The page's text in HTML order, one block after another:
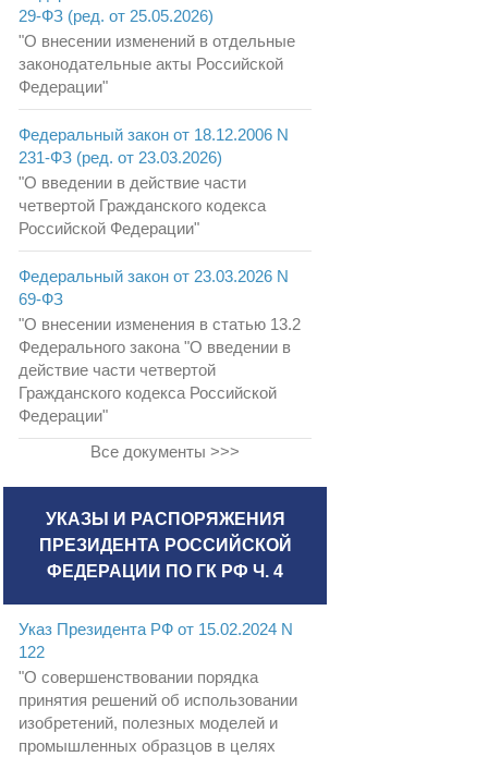
29-ФЗ (ред. от 25.05.2026)
"О внесении изменений в отдельные
законодательные акты Российской
Федерации"
Федеральный закон от 18.12.2006 N
231-ФЗ (ред. от 23.03.2026)
"О введении в действие части
четвертой Гражданского кодекса
Российской Федерации"
Федеральный закон от 23.03.2026 N
69-ФЗ
"О внесении изменения в статью 13.2
Федерального закона "О введении в
действие части четвертой
Гражданского кодекса Российской
Федерации"
Все документы >>>
УКАЗЫ И РАСПОРЯЖЕНИЯ
ПРЕЗИДЕНТА РОССИЙСКОЙ
ФЕДЕРАЦИИ ПО ГК РФ Ч. 4
Указ Президента РФ от 15.02.2024 N
122
"О совершенствовании порядка
принятия решений об использовании
изобретений, полезных моделей и
промышленных образцов в целях